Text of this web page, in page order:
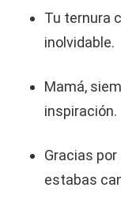
Tu ternura
inolvidable.
Mamá,
inspiración.
Gracias
estabas